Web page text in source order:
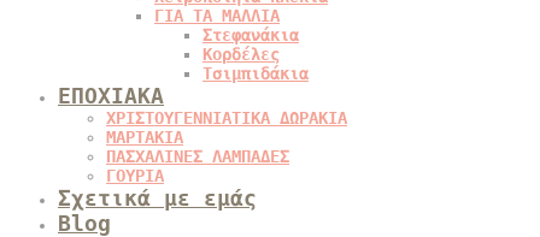
ΓΙΑ ΤΑ ΜΑΛΛΙΑ
Στεφανάκια
Κορδέλες
Τσιμπιδάκια
ΕΠΟΧΙΑΚΑ
ΧΡΙΣΤΟΥΓΕΝΝΙΑΤΙΚΑ ΔΩΡΑΚΙΑ
ΜΑΡΤΑΚΙΑ
ΠΑΣΧΑΛΙΝΕΣ ΛΑΜΠΑΔΕΣ
ΓΟΥΡΙΑ
Σχετικά με εμάς
Blog